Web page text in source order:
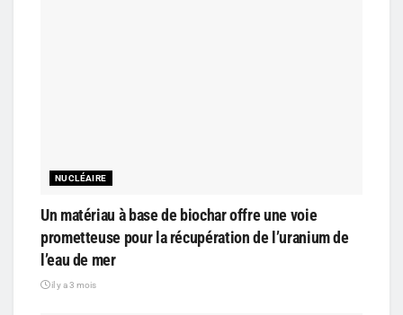
NUCLÉAIRE
Un matériau à base de biochar offre une voie
prometteuse pour la récupération de l’uranium de
l’eau de mer
il y a 3 mois